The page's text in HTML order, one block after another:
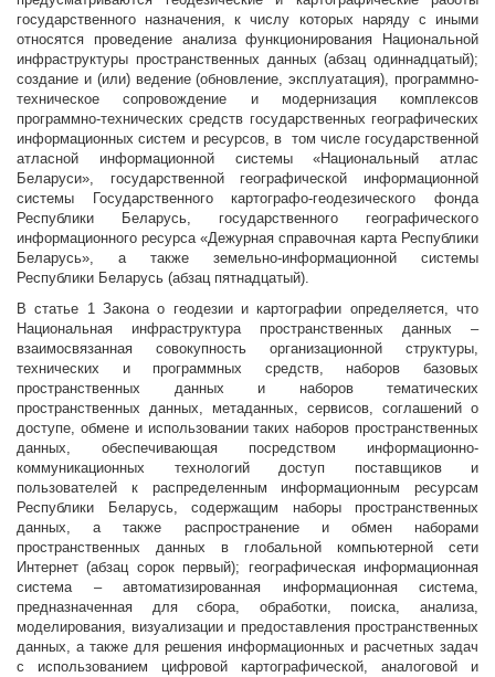
государственного назначения, к числу которых наряду с иными
относятся проведение анализа функционирования Национальной
инфраструктуры пространственных данных (абзац одиннадцатый);
создание и (или) ведение (обновление, эксплуатация), программно-
техническое сопровождение и модернизация комплексов
программно-технических средств государственных географических
информационных систем и ресурсов, в том числе государственной
атласной информационной системы «Национальный атлас
Беларуси», государственной географической информационной
системы Государственного картографо-геодезического фонда
Республики Беларусь, государственного географического
информационного ресурса «Дежурная справочная карта Республики
Беларусь», а также земельно-информационной системы
Республики Беларусь (абзац пятнадцатый).
В статье 1 Закона о геодезии и картографии определяется, что
Национальная инфраструктура пространственных данных –
взаимосвязанная совокупность организационной структуры,
технических и программных средств, наборов базовых
пространственных данных и наборов тематических
пространственных данных, метаданных, сервисов, соглашений о
доступе, обмене и использовании таких наборов пространственных
данных, обеспечивающая посредством информационно-
коммуникационных технологий доступ поставщиков и
пользователей к распределенным информационным ресурсам
Республики Беларусь, содержащим наборы пространственных
данных, а также распространение и обмен наборами
пространственных данных в глобальной компьютерной сети
Интернет (абзац сорок первый); географическая информационная
система – автоматизированная информационная система,
предназначенная для сбора, обработки, поиска, анализа,
моделирования, визуализации и предоставления пространственных
данных, а также для решения информационных и расчетных задач
с использованием цифровой картографической, аналоговой и